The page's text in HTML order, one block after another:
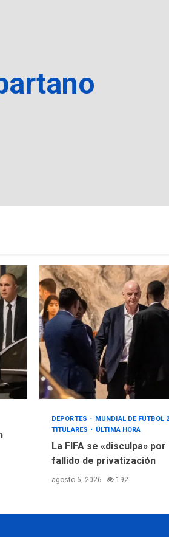
DEPORTES
MUNDIAL DE FÚTBOL
TITULARES
ÚLTIMA HORA
La FIFA se «disculpa» por
fallido de privatización
agosto 6, 2026 192